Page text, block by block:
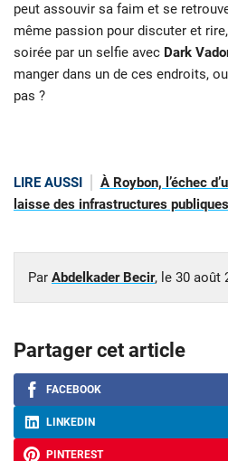
peut assouvir sa faim et se
même passion pour discuter et
soirée par un selfie avec Dark
manger dans un de ces endroits,
pas ?
LIRE AUSSI
À Roybon, l’échec
laisse des infrastructures
Par Abdelkader Becir, le 30 août
Partager cet article
FACEBOOK
LINKEDIN
PINTEREST